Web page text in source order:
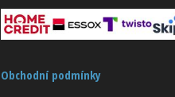
Obchodní podmínky